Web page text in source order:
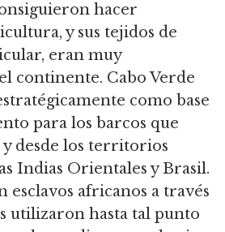
hacer
y sus tejidos de
eran muy
continente. Cabo Verde
como base
para los barcos que
y desde los territorios
Indias Orientales y Brasil.
esclavos africanos a través
utilizaron hasta tal punto